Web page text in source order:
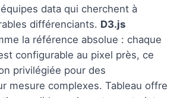
data qui cherchent à
différenciants. D3.js
la référence absolue : chaque
configurable au pixel près, ce
privilégiée pour des
mesure complexes. Tableau offre